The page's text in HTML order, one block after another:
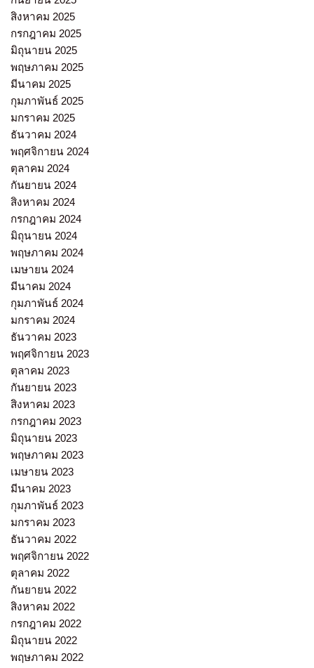
สิงหาคม 2025
กรกฎาคม 2025
มิถุนายน 2025
พฤษภาคม 2025
มีนาคม 2025
กุมภาพันธ์ 2025
มกราคม 2025
ธันวาคม 2024
พฤศจิกายน 2024
ตุลาคม 2024
กันยายน 2024
สิงหาคม 2024
กรกฎาคม 2024
มิถุนายน 2024
พฤษภาคม 2024
เมษายน 2024
มีนาคม 2024
กุมภาพันธ์ 2024
มกราคม 2024
ธันวาคม 2023
พฤศจิกายน 2023
ตุลาคม 2023
กันยายน 2023
สิงหาคม 2023
กรกฎาคม 2023
มิถุนายน 2023
พฤษภาคม 2023
เมษายน 2023
มีนาคม 2023
กุมภาพันธ์ 2023
มกราคม 2023
ธันวาคม 2022
พฤศจิกายน 2022
ตุลาคม 2022
กันยายน 2022
สิงหาคม 2022
กรกฎาคม 2022
มิถุนายน 2022
พฤษภาคม 2022